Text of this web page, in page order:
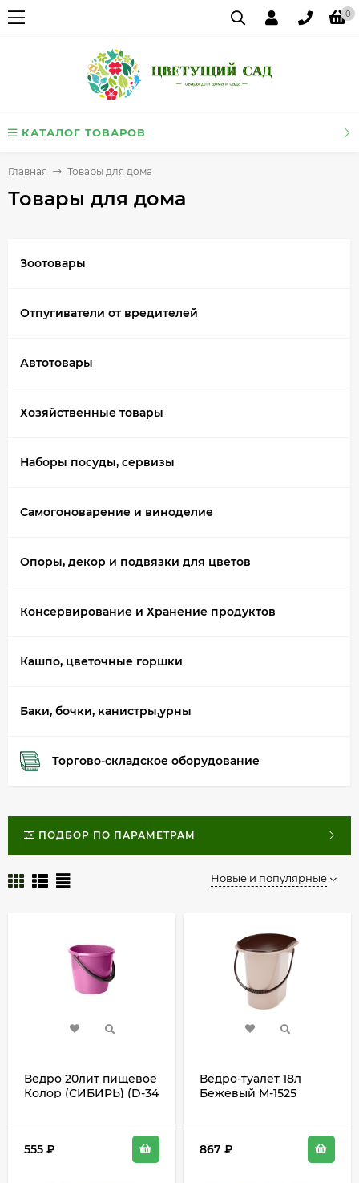
0
КАТАЛОГ ТОВАРОВ
Главная Товары для дома
Товары для дома
Зоотовары
Отпугиватели от вредителей
Автотовары
Хозяйственные товары
Наборы посуды, сервизы
Самогоноварение и виноделие
Опоры, декор и подвязки для цветов
Консервирование и Хранение продуктов
Кашпо, цветочные горшки
Баки, бочки, канистры,урны
Торгово-складское оборудование
ПОДБОР ПО ПАРАМЕТРАМ
Новые и популярные
Ведро 20лит пищевое
Колор (СИБИРЬ) (D-34
555 ₽
Ведро-туалет 18л
Бежевый М-1525
867 ₽